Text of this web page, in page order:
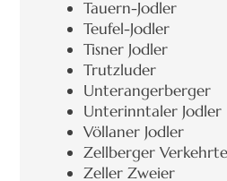
Tauern-Jodler
Teufel-Jodler
Tisner Jodler
Trutzluder
Unterangerberger
Unterinntaler Jodler
Völlaner Jodler
Zellberger
Zeller Zweier